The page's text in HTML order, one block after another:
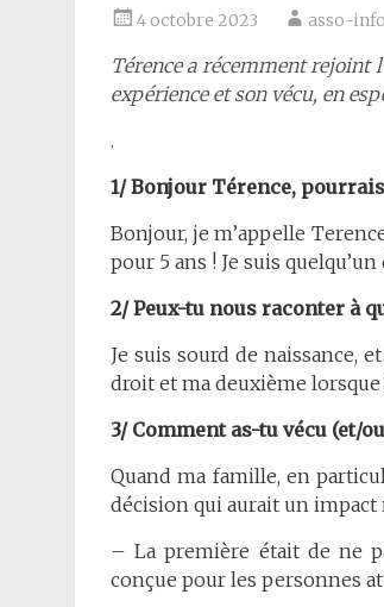
4 octobre 2023 asso-info
Térence a récemment rejoint
expérience et son vécu, en
.
1/ Bonjour Térence,
Bonjour, je m’appelle
pour 5 ans ! Je suis
2/ Peux-tu nous raconter à
Je suis sourd de naissance,
droit et ma deuxième lorsque
3/ Comment as-tu vécu (et/
Quand ma famille, en
décision qui aurait un
– La première était de ne
conçue pour les personnes